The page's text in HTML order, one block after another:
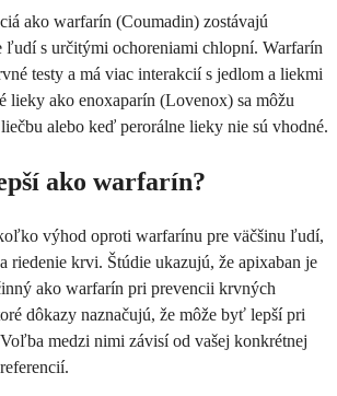
ako warfarín (Coumadin) zostávajú
ľudí s určitými ochoreniami chlopní. Warfarín
testy a má viac interakcií s jedlom a liekmi
lieky ako enoxaparín (Lovenox) sa môžu
alebo keď perorálne lieky nie sú vhodné.
ako warfarín?
výhod oproti warfarínu pre väčšinu ľudí,
riedenie krvi. Štúdie ukazujú, že apixaban je
ako warfarín pri prevencii krvných
dôkazy naznačujú, že môže byť lepší pri
medzi nimi závisí od vašej konkrétnej